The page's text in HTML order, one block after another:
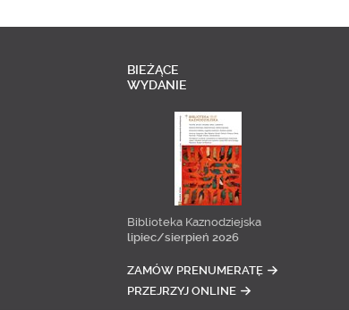
BIEŻĄCE
WYDANIE
Biblioteka Kaznodziejska
lipiec/sierpień 2026
ZAMÓW PRENUMERATĘ
PRZEJRZYJ ONLINE